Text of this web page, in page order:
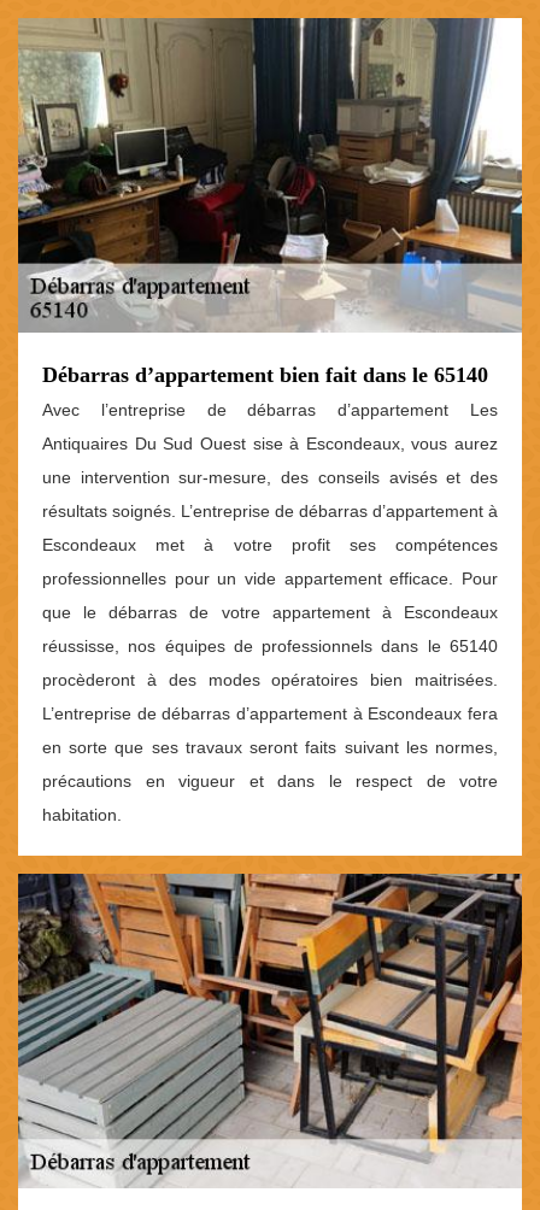
Débarras d’appartement bien fait dans le 65140
Avec l’entreprise de débarras d’appartement Les
Antiquaires Du Sud Ouest sise à Escondeaux, vous aurez
une intervention sur-mesure, des conseils avisés et des
résultats soignés. L’entreprise de débarras d’appartement à
Escondeaux met à votre profit ses compétences
professionnelles pour un vide appartement efficace. Pour
que le débarras de votre appartement à Escondeaux
réussisse, nos équipes de professionnels dans le 65140
procèderont à des modes opératoires bien maitrisées.
L’entreprise de débarras d’appartement à Escondeaux fera
en sorte que ses travaux seront faits suivant les normes,
précautions en vigueur et dans le respect de votre
habitation.